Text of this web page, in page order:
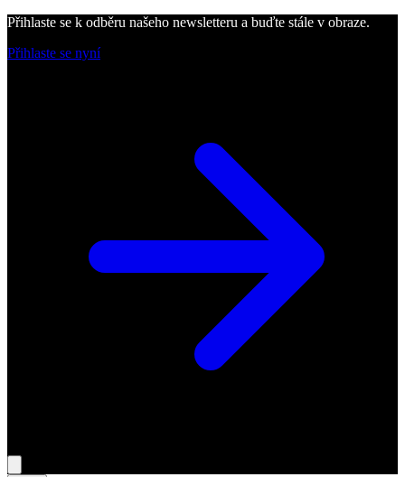
Přihlaste se k odběru našeho newsletteru a buďte stále v obraze.
Přihlaste se nyní